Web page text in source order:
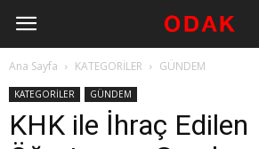
Ana Sayfa KATEGORİLER GÜNDEM
KATEGORİLER GÜNDEM
KHK ile İhraç Edilen